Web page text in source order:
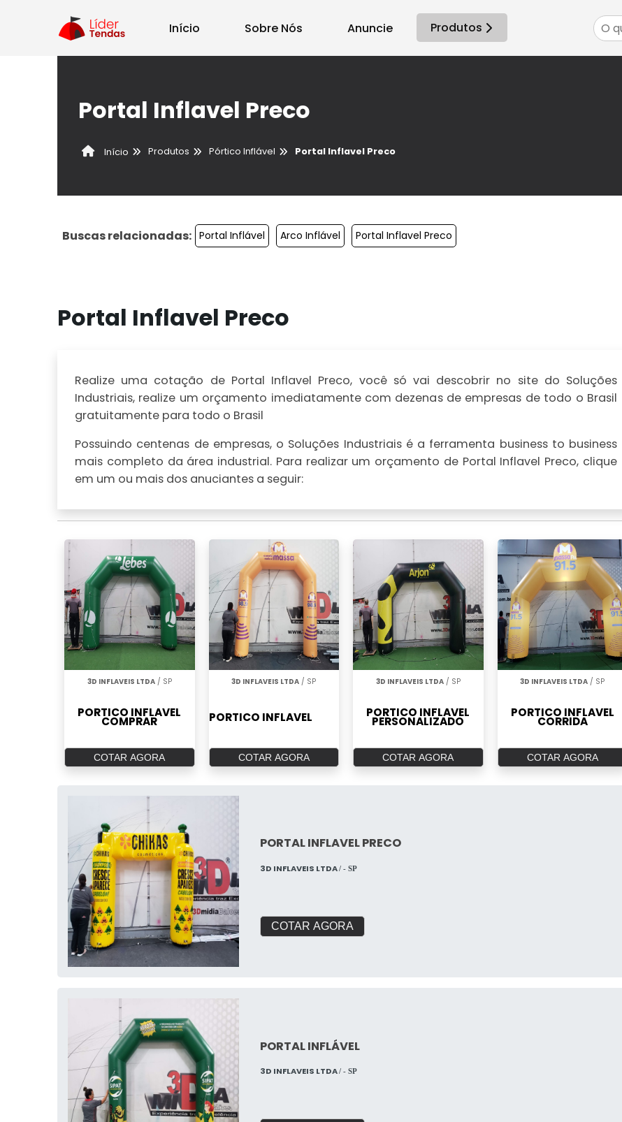
Início Sobre Nós Anuncie Produtos
Portal Inflavel Preco
Início Produtos Pórtico Inflável Portal Inflavel Preco
Buscas relacionadas: Portal Inflável Arco Inflável Portal Inflavel Preco
Portal Inflavel Preco
Realize uma cotação de Portal Inflavel Preco, você só vai descobrir no site do Soluções
Industriais, realize um orçamento imediatamente com dezenas de empresas de todo o Brasil
gratuitamente para todo o Brasil
Possuindo centenas de empresas, o Soluções Industriais é a ferramenta business to business
mais completo da área industrial. Para realizar um orçamento de Portal Inflavel Preco, clique
em um ou mais dos anuciantes a seguir:
3D INFLAVEIS LTDA/ SP
PORTICO INFLAVEL
COMPRAR
COTAR AGORA
3D INFLAVEIS LTDA / SP
PORTICO INFLAVEL
COTAR AGORA
3D INFLAVEIS LTDA/ SP
PORTICO INFLAVEL
PERSONALIZADO
COTAR AGORA
3D INFLAVEIS LTDA / SP
PORTICO INFLAVEL
CORRIDA
COTAR AGORA
PORTAL INFLAVEL PRECO
3D INFLAVEIS LTDA/ - SP
COTAR AGORA
PORTAL INFLÁVEL
3D INFLAVEIS LTDA/ - SP